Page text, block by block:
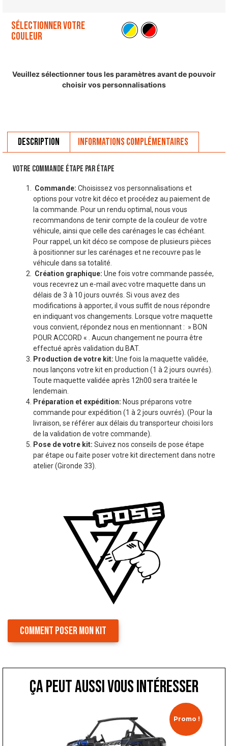
Sélectionner votre
couleur
Veuillez sélectionner tous les paramètres avant de pouvoir
choisir vos personnalisations
Description Informations complémentaires
VOTRE COMMANDE ÉTAPE PAR ÉTAPE
Commande: Choisissez vos personnalisations et
options pour votre kit déco et procédez au paiement de
la commande. Pour un rendu optimal, nous vous
recommandons de tenir compte de la couleur de votre
véhicule, ainsi que celle des carénages le cas échéant.
Pour rappel, un kit déco se compose de plusieurs pièces
à positionner sur les carénages et ne recouvre pas le
véhicule dans sa totalité.
Création graphique: Une fois votre commande passée,
vous recevrez un e-mail avec votre maquette dans un
délais de 3 à 10 jours ouvrés. Si vous avez des
modifications à apporter, il vous suffit de nous répondre
en indiquant vos changements. Lorsque votre maquette
vous convient, répondez nous en mentionnant : » BON
POUR ACCORD « . Aucun changement ne pourra être
effectué après validation du BAT.
Production de votre kit: Une fois la maquette validée,
nous lançons votre kit en production (1 à 2 jours ouvrés).
Toute maquette validée après 12h00 sera traitée le
lendemain.
Préparation et expédition: Nous préparons votre
commande pour expédition (1 à 2 jours ouvrés). (Pour la
livraison, se référer aux délais du transporteur choisi lors
de la validation de votre commande).
Pose de votre kit: Suivez nos conseils de pose étape
par étape ou faite poser votre kit directement dans notre
atelier (Gironde 33).
COMMENT POSER MON KIT
ça peut aussi vous intéresser
Promo !